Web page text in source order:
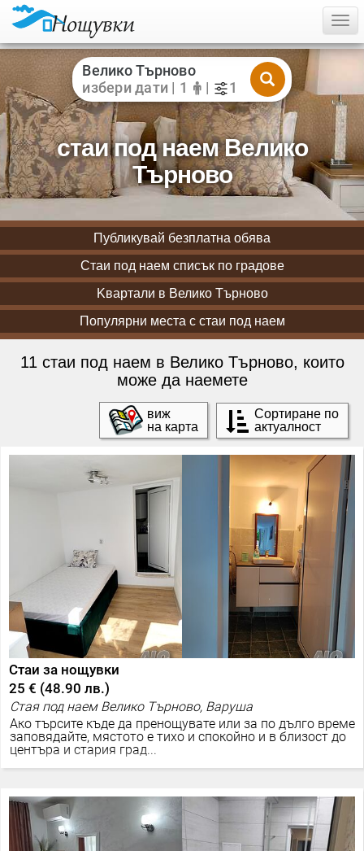
Велико Търново
избери дати | 1
| 1
стаи под наем Велико
Търново
Публикувай безплатна обява
Стаи под наем списък по градове
Kвартали в Велико Търново
Популярни места с стаи под наем
11 стаи под наем в Велико Търново, които
може да наемете
виж
на карта
Сортиране по
актуалност
Стаи за нощувки
25 € (48.90 лв.)
Стая под наем Велико Търново, Варуша
Ако търсите къде да пренощувате или за по дълго време
заповядайте, мястото е тихо и спокойно и в близост до
центъра и стария град...